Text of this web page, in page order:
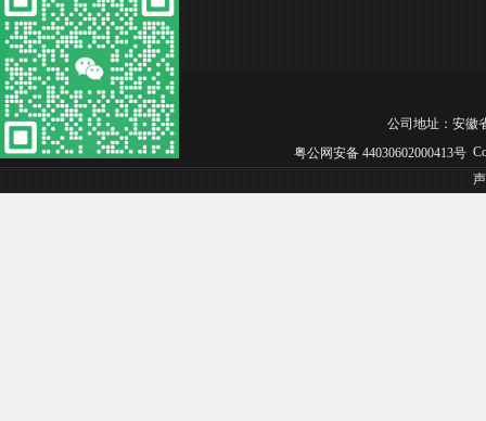
公司地址：安徽
粤公网安备 44030602000413号